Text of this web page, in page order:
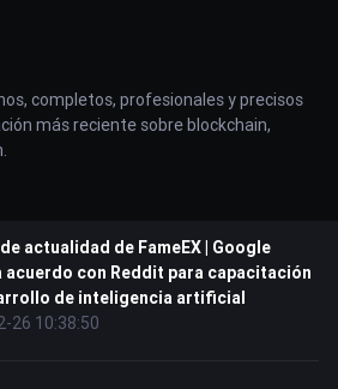
completos, profesionales y precisos
más reciente sobre blockchain,
actualidad de FameEX | Google
acuerdo con Reddit para capacitación
de inteligencia artificial
26 10:38:50